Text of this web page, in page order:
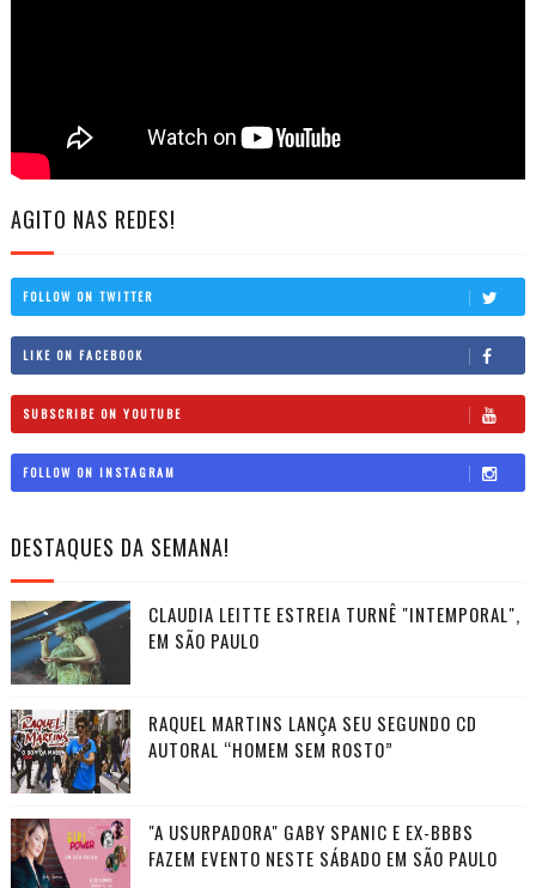
AGITO NAS REDES!
FOLLOW ON TWITTER
LIKE ON FACEBOOK
SUBSCRIBE ON YOUTUBE
FOLLOW ON INSTAGRAM
DESTAQUES DA SEMANA!
CLAUDIA LEITTE ESTREIA TURNÊ "INTEMPORAL",
EM SÃO PAULO
RAQUEL MARTINS LANÇA SEU SEGUNDO CD
AUTORAL “HOMEM SEM ROSTO”
"A USURPADORA" GABY SPANIC E EX-BBBS
FAZEM EVENTO NESTE SÁBADO EM SÃO PAULO